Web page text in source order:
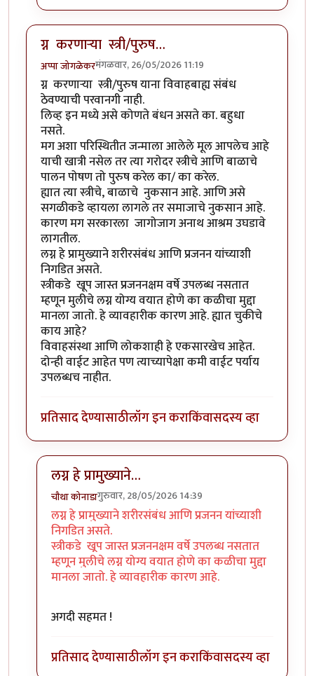
ग्न करणाऱ्या स्त्री/पुरुष…
अप्पा जोगळेकरमंगळवार, 26/05/2026 11:19
ग्न करणाऱ्या स्त्री/पुरुष याना विवाहबाह्य संबंध
ठेवण्याची परवानगी नाही.
लिव्ह इन मध्ये असे कोणते बंधन असते का. बहुधा
नसते.
मग अशा परिस्थितीत जन्माला आलेले मूल आपलेच आहे
याची खात्री नसेल तर त्या गरोदर स्त्रीचे आणि बाळाचे
पालन पोषण तो पुरुष करेल का/ का करेल.
ह्यात त्या स्त्रीचे, बाळाचे नुकसान आहे. आणि असे
सगळीकडे व्हायला लागले तर समाजाचे नुकसान आहे.
कारण मग सरकारला जागोजाग अनाथ आश्रम उघडावे
लागतील.
लग्न हे प्रामुख्याने शरीरसंबंध आणि प्रजनन यांच्याशी
निगडित असते.
स्त्रीकडे खूप जास्त प्रजननक्षम वर्षे उपलब्ध नसतात
म्हणून मुलीचे लग्न योग्य वयात होणे का कळीचा मुद्दा
मानला जातो. हे व्यावहारीक कारण आहे. ह्यात चुकीचे
काय आहे?
विवाहसंस्था आणि लोकशाही हे एकसारखेच आहेत.
दोन्ही वाईट आहेत पण त्याच्यापेक्षा कमी वाईट पर्याय
उपलब्धच नाहीत.
प्रतिसाद देण्यासाठीलॉग इन कराकिंवासदस्य व्हा
लग्न हे प्रामुख्याने…
चौथा कोनाडागुरुवार, 28/05/2026 14:39
In reply toग्न करणाऱ्या स्त्री/पुरुष…byअप्पा जोगळेकर
लग्न हे प्रामुख्याने शरीरसंबंध आणि प्रजनन यांच्याशी
निगडित असते.
स्त्रीकडे खूप जास्त प्रजननक्षम वर्षे उपलब्ध नसतात
म्हणून मुलीचे लग्न योग्य वयात होणे का कळीचा मुद्दा
मानला जातो. हे व्यावहारीक कारण आहे.
अगदी सहमत !
प्रतिसाद देण्यासाठीलॉग इन कराकिंवासदस्य व्हा